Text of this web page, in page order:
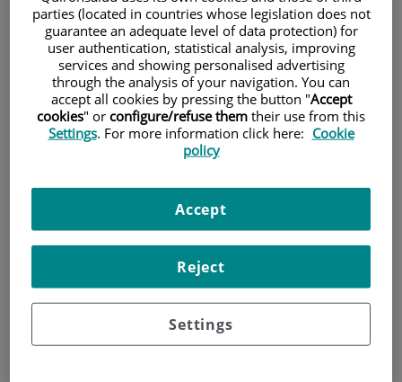
Pacientes y visitantes
Investigación
parties (located in countries whose legislation does not
guarantee an adequate level of data protection) for
user authentication, statistical analysis, improving
services and showing personalised advertising
through the analysis of your navigation. You can
accept all cookies by pressing the button "Accept
cookies" or configure/refuse them their use from this
Settings. For more information click here: Cookie
policy
Settings
Reject
Accept